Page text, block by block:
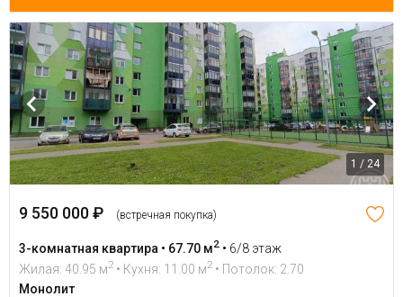
1 / 24
9 550 000 ₽ (встречная покупка)
3-комнатная квартира • 67.70 м2 • 6/8 этаж
Жилая: 40.95 м2 • Кухня: 11.00 м2 • Потолок: 2.70
Монолит